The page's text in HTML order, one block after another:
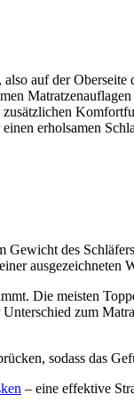
auf der
erholsamen
des
ausgezeichneten
Die meisten
zum
sodass das
– eine effektive